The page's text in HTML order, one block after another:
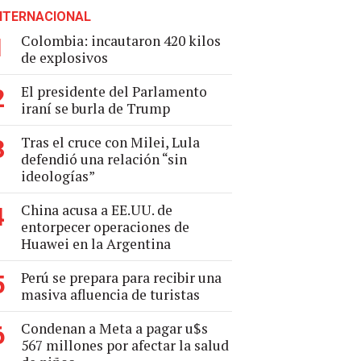
Colombia: incautaron 420 kilos
de explosivos
El presidente del Parlamento
iraní se burla de Trump
Tras el cruce con Milei, Lula
defendió una relación “sin
ideologías”
China acusa a EE.UU. de
entorpecer operaciones de
Huawei en la Argentina
Perú se prepara para recibir una
masiva afluencia de turistas
Condenan a Meta a pagar u$s
567 millones por afectar la salud